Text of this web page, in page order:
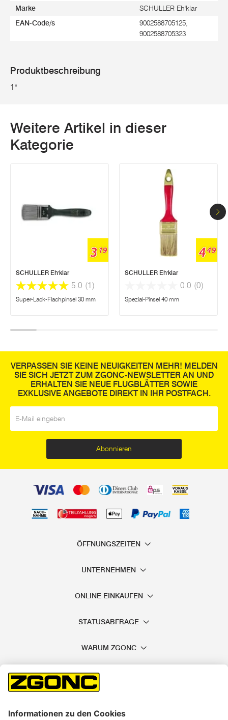
Marke SCHULLER Eh'klar
EAN-Code/s
9002588705125,
9002588705323
Produktbeschreibung
1"
Weitere Artikel in dieser
Kategorie
3 19
SCHULLER Eh'klar
5.0 (1)
Super-Lack-Flachpinsel 30 mm
449
SCHULLER Eh'klar
0.0 (0)
Spezial-Pinsel 40 mm
VERPASSEN SIE KEINE NEUIGKEITEN MEHR! MELDEN
SIE SICH JETZT ZUM ZGONC-NEWSLETTER AN UND
ERHALTEN SIE NEUE FLUGBLÄTTER SOWIE
EXKLUSIVE ANGEBOTE DIREKT IN IHR POSTFACH.
Abonnieren
ÖFFNUNGSZEITEN
UNTERNEHMEN
ONLINE EINKAUFEN
STATUSABFRAGE
WARUM ZGONC